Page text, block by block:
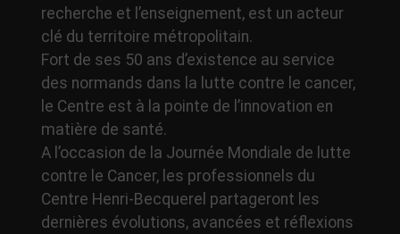
recherche et l’enseignement, est un acteur
clé du territoire métropolitain.
Fort de ses 50 ans d’existence au service
des normands dans la lutte contre le cancer,
le Centre est à la pointe de l’innovation en
matière de santé.
A l’occasion de la Journée Mondiale de lutte
contre le Cancer, les professionnels du
Centre Henri-Becquerel partageront les
dernières évolutions, avancées et réflexions